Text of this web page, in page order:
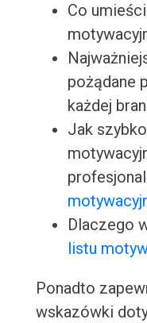
Co
pożądane
każdej
Jak
Dlaczego
listu
Ponadto
wskazówki